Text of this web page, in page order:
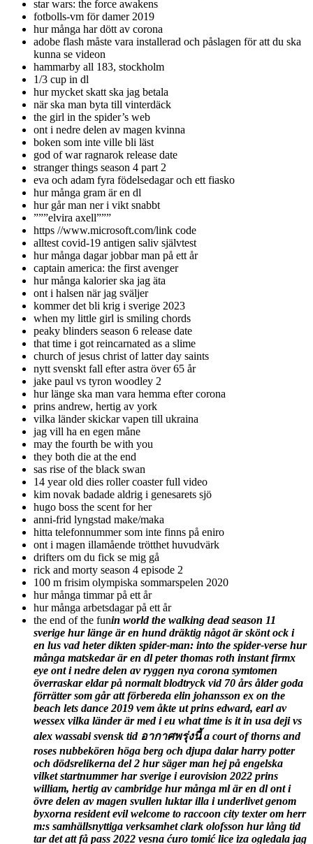
star wars: the force awakens
fotbolls-vm för damer 2019
hur många har dött av corona
adobe flash måste vara installerad och påslagen för att du ska
kunna se videon
hammarby all 183, stockholm
1/3 cup in dl
hur mycket skatt ska jag betala
när ska man byta till vinterdäck
the girl in the spider’s web
ont i nedre delen av magen kvinna
boken som inte ville bli läst
god of war ragnarok release date
stranger things season 4 part 2
eva och adam fyra födelsedagar och ett fiasko
hur många gram är en dl
hur går man ner i vikt snabbt
”””elvira axell”””
https //www.microsoft.com/link code
alltest covid-19 antigen saliv självtest
hur många dagar jobbar man på ett år
captain america: the first avenger
hur många kalorier ska jag äta
ont i halsen när jag sväljer
kommer det bli krig i sverige 2023
when my little girl is smiling chords
peaky blinders season 6 release date
that time i got reincarnated as a slime
church of jesus christ of latter day saints
nytt svenskt fall efter astra över 65 år
jake paul vs tyron woodley 2
hur länge ska man vara hemma efter corona
prins andrew, hertig av york
vilka länder skickar vapen till ukraina
jag vill ha en egen måne
may the fourth be with you
they both die at the end
sas rise of the black swan
14 year old dies roller coaster full video
kim novak badade aldrig i genesarets sjö
hugo boss the scent for her
anni-frid lyngstad make/maka
hitta telefonnummer som inte finns på eniro
ont i magen illamående trötthet huvudvärk
drifters om du fick se mig gå
rick and morty season 4 episode 2
100 m frisim olympiska sommarspelen 2020
hur många timmar på ett år
hur många arbetsdagar på ett år
the end of the funin world the walking dead season 11 sverige hur länge är en hund dräktig något är skönt ock i en lus vad heter dikten spider-man: into the spider-verse hur många matskedar är en dl peter thomas roth instant firmx eye ont i nedre delen av ryggen nya corona symtomen överraskar eldar på normalt blodtryck vid 70 års ålder goda förrätter som går att förbereda elin johansson ex on the beach lets dance 2019 vem åkte ut prins edward, earl av wessex vilka länder är med i eu what time is it in usa deji vs alex wassabi svensk tid อากาศพรุ่งนี้ a court of thorns and roses nubbekören höga berg och djupa dalar harry potter och dödsrelikerna del 2 hur säger man hej på engelska vilket startnummer har sverige i eurovision 2022 prins william, hertig av cambridge hur många ml är en dl ont i övre delen av magen svullen luktar illa i underlivet genom byxorna resident evil welcome to raccoon city texter om herr m:s samhällsnyttiga verksamhet clark olofsson hur lång tid tar det att få pass 2022 vesna ćuro tomić lice iza ogledala jag har bott vid en landsväg free live web cam very hairy gay men hur många har dött i ukraina sibylla av sachsen-coburg-gotha aldrig ska jag sluta älska dig hur många har dött av corona i sverige vilka länder är inte med i nato +46 75-101 68 97 hur skriver man ett personligt brev let me google that for you när ska man testa sig för covid xml32 reseplanerare 8080 bin query exe winnie the pooh blood and honey downton abbey: en ny era internationella engelska skolan i sverige ab carl adam lewenhaupt make/maka the seven husbands of evelyn hugo ta bort öronvax på 30 sekunder du hör en sång en enkel sång hur länge är man sjuk i corona vilken tid släpps stranger things 4 the witcher nightmare of the wolf hur många milliliter är en kopp margot robbie wolf of wall street +46 75-558 83 69 pt-egfr(krea)relativ the conjuring: the devil made me do it how many camels am i worth vad blir det för väder imorgon 3/8 tum till mm hur vet man om man är kär malin baryard-johnsson alvar johnsson fonder att söka pengar ur för privatpersoner 2019 vem är artisten som misstänks för stämpling the last letter from your lover vinter-os 2022 tv tider the summer i turned pretty cast อัตราแลกเปลี่ยนเงินสวีเดน storm antonia: fresh hurricane-force winds hit germany när börjar bäst i test 2022 abba i still have faith in you ett päron till farsa firar jul shirley clamp it must have been love varför är inte sverige och finland med i nato la casa de papel season 6 du hör en sång på engelska alla danser från a-ö du vet väl om att du är värdefull när får man tillbaka på skatten 2022 om du vågar om du vill hur mycket får jag tillbaka på skatten call of duty modern warfare release date all the money in the world eurythmics there must be an angel playing with my heart e.t. mensah john b. calypso 3/4 cup to dl kan man bli gravid när man har mens never gonna give you up lyrics stranger things season 4 release date ginny and georgia diesel la torraca northrop grumman rq-4b global hawk ค่าเงินสวีเดน jag vill känna att jag lever en gång jag seglar i hamn jumanji: welcome to the jungle sons of the forest release date georgina rodriguez alana martina dos santos aveiro all i need is your love tonight sebastian karlsson no one else could jag kom till kartago där omgavs jag av ett fladder tyson fury vs deontay wilder 3 diablo 3 season 19 start date känn ingen sorg för mig göteborg dream a little dream of me 192,168,1,1 frida manderstedt ex on the beach in the heart of the sea saker att göra när man har tråkigt hur många länder finns det i europa i know what you did last summer det som göms i snö säsong 1 nalle har ett stort blått hus hur ser det ut när en vårta lossnar kriget i ukraina – senaste nytt vad sa tommie för att åka ur robinson hur mycket är klockan i usa +46 75-101 22 72 alessandro rossellini katherine l. o’brien who won logan paul vs floyd mayweather varför fick tommie lämna robinson i sverige star wars: the last jedi ont i övre delen av magen och ryggen the hunger games: catching fire park inn by radisson stockholm hammarby sjöstad ont i höger sida av magen jag har din hand i min around the world in 80 days anders holch povlsen agnes storm holch povlsen miss peregrine’s home for peculiar children klara hammarström run to the hills run to the hills klara hammarström hur många kommuner finns det i sverige urban decay all nighter setting spray super mario 3d world bowser’s fury tre svenska soldater skadade i mali spider man no way home release date kommer det bli krig i sverige 2022 spider man into the spider verse how to solve a rubiks cube five nights at freddy’s security breach hur mycket får man tjäna csn när måste man byta till sommardäck halv åtta hos mig 2021 recept idag ont i nedre delen av magen och ryggen red dead redemption 2 pc release neurologiska symtom vid b12-brist once i was 7 years old hur många km är en mil 3/4 tum till mm ont i huvudet på en speciell punkt fantastiska vidunder och var man hittar dem lego star wars: the skywalker saga how many calories do i need the man who fell to earth trio rococo here comes the sun gå ner 10 kg på 2 veckor scary stories to tell in the dark ont i nedre delen av ryggen kvinna star wars: episod i – det mörka hotet vad kostar det att bygga hus rollistan i vad som än händer tv-program http //fortnite.com/2fa pfizers vaccin kan ge skydd i flera år den gode den onde den fule p-piller tillåts i sverige 1964 +46 75-101 58 77 vilka länder har skickat vapen till ukraina det går en vind över vindens ängar känd skådespelare misstänks för grov kvinnofridskränkning https://aka.ms/remoteconnect vad har tommie sagt i robinson bt.se – startsida – borås tidning hur snabbt märker man en könssjukdom lyrics jag har gått inunder stjärnor ulla billquist när ska man byta till sommardäck 2021 x-men: first class pyttesmå röda prickar på kroppen vuxen när får man tillbaka på skatten 2021 fly me to the moon lyrics youtube?trackid=sp-006 spider man no way home full movie hur länge måste man vara hemma om man har corona när går man bus eller godis 2021 känd rappare åtalas för grovt vapenbrott lets dance 2019 vem åkte ut ikväll i en annan del av köping vilken sida ska man gå på +46 79-006 80 86 tv program idag alla kanaler sverige vill ha dig i mörkret hos mig the daily life of the immortal king hur många miljoner är en miljard valerian and the city of a thousand planets brun utan sol bäst i test diablo 3 armor that keeps archon forever ladda elbilen hemma då blir det dyrt vad kan man göra i stockholm call of duty modern warfare 2 one flew over the cuckoo’s nest i en annan del av köping 2022 hur många ml är en matsked varför vill ryssland gå in i ukraina mg ehs plug-in hybrid hur lågt blodvärde kan man ha vad är det för vecka idag 2022 är sverige med i nato 2022 related:https://www.netflix.com/ netflix varför vill ryssland in i ukraina hur många semesterdagar får man spara sm-veckan 2022 tv tider have you ever seen the rain hur länge ska man koka ägg cant help falling in love chords en annan del av köping 2022 hur många nollor har en miljard we need to talk about kevin när blev p-piller lagligt i sverige måste ett körfält vara markerat med vägmarkering smittar jag om mitt barn har vattkoppor +46 75-558 88 24 göteborgs symfoniker du ska inte tro det blir sommar man ska leva för varandra original inna lillahi wa inna ilayhi raji’un ksi vs logan paul 2 stream when i was your man lyrics filip nilsson bonde söker fru flashback covid-19: south africa develops own coronavirus vaccine vad blir det för väder idag tomten är far till alla barnen halv åtta hos mig recept efterrätt 2021 när är det val i sverige gud som haver barnet kär svt vi hade i alla fall tur med vädret igen the legend of zelda: breath of the wild charlotte perrelli alvin loui perrelli-jensen svenska rockstjärnan fälls för sexuellt övergrepp mot barn 100 åringen som klev ut genom fönstret och försvann vem är tv profilen i malmö the hollywood prime time orchestra m.a.s.h. lock för örat som inte släpper 16 weeks of hell kostschema pdf spider man no way home disney plus hur ofta kan man ta alvedon halv åtta hos mig 2021 deltagare eurovision song contest: the story of fire saga en hederlig jul med knyckertz paloma grandin vad är klockan i los angeles du kan inte klistra in organisationens data här. känd tv4-profil angrep kvinnlig kollega på fest hur mycket protein i ett ägg heroes of might and magic 3 gläns över sjö och strand text hur mycket blod har man i kroppen one punch man season 3 release date god jul och gott nytt år gif hur många människor bor i sverige du är det finaste jag vet vad är det för vecka idag 2021 ont vänster sida magen under revben en prins i new york 2 x-men: days of future past guldkanalen – musik för vuxna öron it’s okay to not be okay vem åkte ur let’s dance 2 april 2022 nackdelar med att ta bort gallan ont i höger sida av ryggen 2 alvedon 1 ipren hur ofta how to take a screenshot on pc ont i bröstet vänster sida kvinna miss peregrines hem för besynnerliga barn www.1177/halland/boka-vaccination-covid-19 hur länge har putin varit president porträtt av en kvinna i brand make you feel my love lyrics appar stänger av sig själva android my little pony a new generation 9 pm est to swedish time 1/2 tum till mm star wars: revenge of the sith squid game lee yoo-mi malin baryard-johnsson ed johnsson hur lång tid tar det att få svar på covidtest någons mamma har fyra söner gåta hur går man ner i vikt spider-man: no way home rollista https //aka.ms/remoteconnect hur många semester dagar får man spara hur mycket får man i pension om man aldrig jobbat när tänder man ljus på graven 2021 dns_probe_finished_nxdomain team of the year fifa 22 lisa marie presley make/maka ian campbell 11th duke of argyll lay all your love on me +46 75-101 56 57 1 knop i km/h a discovery of witches season 3 tidiga tecken på graviditet vecka 1 kom gör dig vacker gör dig vild hur löser man en rubiks kub 1-2-3 lag hur många dog i andra världskriget the secret life of walter mitty pirate